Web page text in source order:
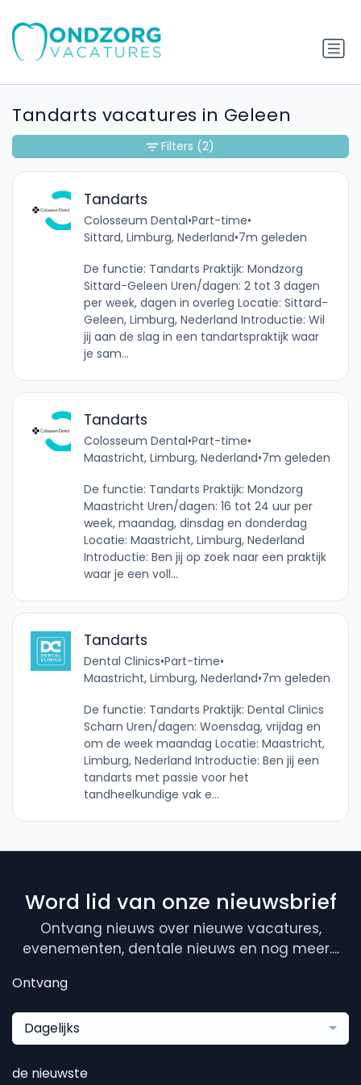
Tandarts vacatures in Geleen
Tandarts
Colosseum Dental•Part-time•
Sittard, Limburg, Nederland•7m geleden
De functie: Tandarts Praktijk: Mondzorg
Sittard-Geleen Uren/dagen: 2 tot 3 dagen
per week, dagen in overleg Locatie: Sittard-
Geleen, Limburg, Nederland Introductie: Wil
jij aan de slag in een tandartspraktijk waar
je sam...
Tandarts
Colosseum Dental•Part-time•
Maastricht, Limburg, Nederland•7m geleden
De functie: Tandarts Praktijk: Mondzorg
Maastricht Uren/dagen: 16 tot 24 uur per
week, maandag, dinsdag en donderdag
Locatie: Maastricht, Limburg, Nederland
Introductie: Ben jij op zoek naar een praktijk
waar je een voll...
Tandarts
Dental Clinics•Part-time•
Maastricht, Limburg, Nederland•7m geleden
De functie: Tandarts Praktijk: Dental Clinics
Scharn Uren/dagen: Woensdag, vrijdag en
om de week maandag Locatie: Maastricht,
Limburg, Nederland Introductie: Ben jij een
tandarts met passie voor het
tandheelkundige vak e...
Filters (2)
Word lid van onze nieuwsbrief
Ontvang nieuws over nieuwe vacatures,
evenementen, dentale nieuws en nog meer....
Ontvang
Dagelijks
de nieuwste